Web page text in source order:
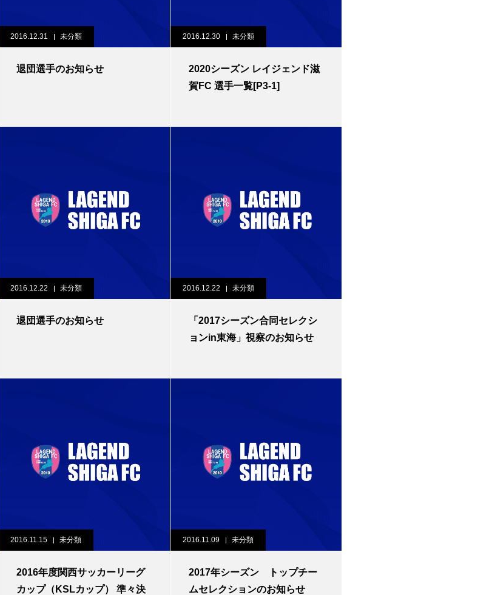
2016.12.31 未分類
退団選手のお知らせ
2016.12.30 未分類
2020シーズン レイジェンド滋
賀FC 選手一覧[P3-1]
2016.12.22 未分類
退団選手のお知らせ
2016.12.22 未分類
「2017シーズン合同セレクシ
ョンin東海」視察のお知らせ
2016.11.15 未分類
2016年度関西サッカーリーグ
カップ（KSLカップ） 準々決
2016.11.09 未分類
2017年シーズン トップチー
ムセレクションのお知らせ